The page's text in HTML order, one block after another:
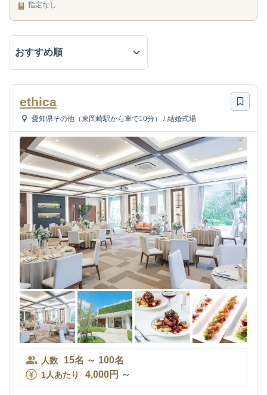
指定なし
ethica
愛知県その他（東岡崎駅から車で10分） / 結婚式場
人数 15名 ～ 100名
1人あたり 4,000円 ～